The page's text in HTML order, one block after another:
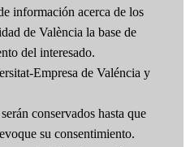
información acerca de los
de València la base de
del interesado.
Empresa de Valéncia y
conservados hasta que
su consentimiento.